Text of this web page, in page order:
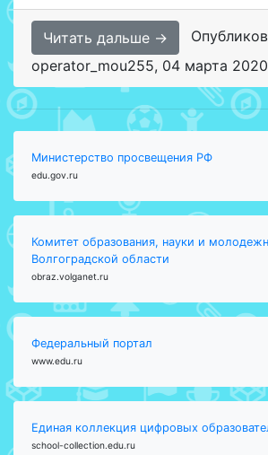
Читать дальше →
operator_mou255, 04 марта 2020
Министерство просвещения РФ
edu.gov.ru
Комитет образования, науки и
Волгоградской области
obraz.volganet.ru
Федеральный портал
www.edu.ru
Единая коллекция цифровых
school-collection.edu.ru